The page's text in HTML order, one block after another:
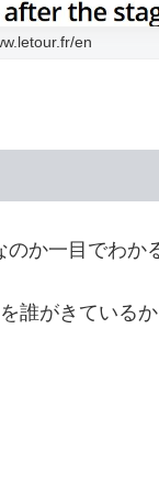
en
か一目でわか
誰がきている